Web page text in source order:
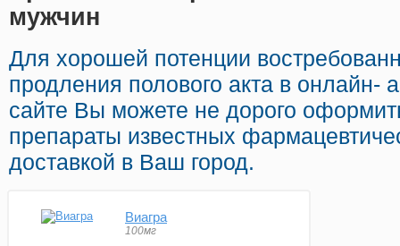
мужчин
Для хорошей потенции
продления полового акта в онлайн-
сайте Вы можете не дорого
препараты известных
доставкой в Ваш город.
Виагра
100мг